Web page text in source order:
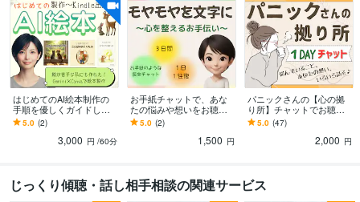
オンラインレッスン・習い事 ⭐️ココナラの楽しみ方を伝授します♪ ✍️思考
の整理・納得解を見つける
❣️キーワードは『しなやかさ』
ココナラ ミニコンサル 初心者向け 楽しくココナラ
しなやかさ
思考の柔軟性
納得解 思考の整理
はじめてのAI絵本制作の
手順を優しくガイドしま
す 私にも出来た！絵やAI
が苦手でも、絵本は作れ
5.0 (2)
3,000 円 /60分
お手紙チャットで、あな
たの悩みや想いをお聴き
します 人間関係/子育て/家
族/仕事/将来…色んなモヤ
5.0 (2)
1,500 円
パニックさんの【心の拠
り所】チャットでお聴き
します 24時間いつでもチ
ャット♪電話だと緊張する
人におすすめです！
5.0 (47)
2,000 円
じっくり傾聴・話し相手相談の関連サービス